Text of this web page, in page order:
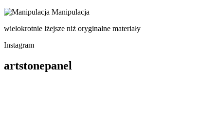
Manipulacja
wielokrotnie lżejsze niż oryginalne materiały
Instagram
artstonepanel